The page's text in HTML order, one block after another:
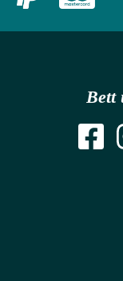
Bett